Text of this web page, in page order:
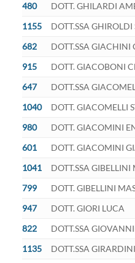
480
DOTT. GHILARDI
1155
DOTT.SSA GHIROLDI
682
DOTT.SSA GIACHINI
915
DOTT. GIACOBONI
647
DOTT.SSA
1040
DOTT. GIACOMELLI
980
DOTT. GIACOMINI
601
DOTT. GIACOMINI
1041
DOTT.SSA
799
DOTT. GIBELLINI
947
DOTT. GIORI LUCA
822
DOTT.SSA
1135
DOTT.SSA